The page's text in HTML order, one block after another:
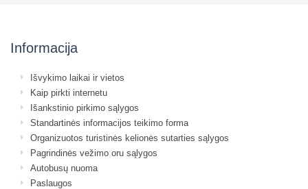
Informacija
Išvykimo laikai ir vietos
Kaip pirkti internetu
Išankstinio pirkimo sąlygos
Standartinės informacijos teikimo forma
Organizuotos turistinės kelionės sutarties sąlygos
Pagrindinės vežimo oru sąlygos
Autobusų nuoma
Paslaugos